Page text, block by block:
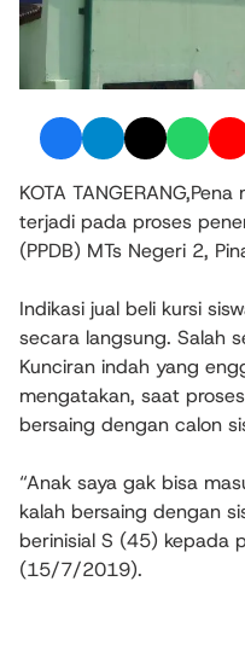
KOTA
terjadi pada proses
(PPDB) MTs Negeri 2,
Indikasi jual beli kursi
secara langsung. Salah
Kunciran indah yang
mengatakan, saat
bersaing dengan calon
“Anak saya gak bisa
kalah bersaing dengan
berinisial S (45) kepada
(15/7/2019).